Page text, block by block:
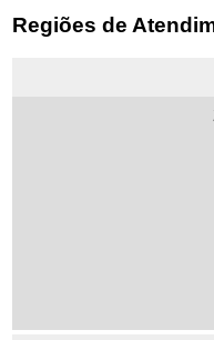
Regiões de